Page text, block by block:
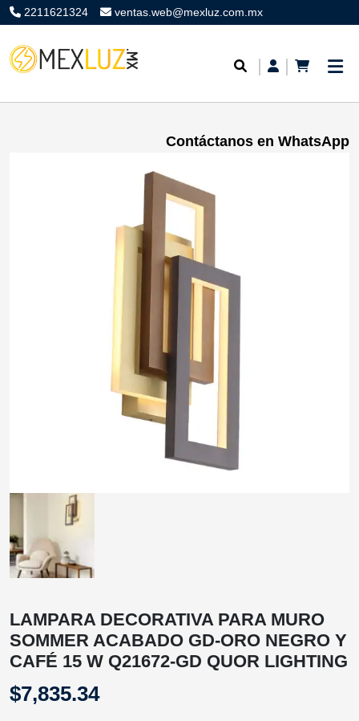
2211621324 ventas.web@mexluz.com.mx
Contáctanos en WhatsApp
LAMPARA DECORATIVA PARA MURO
SOMMER ACABADO GD-ORO NEGRO Y
CAFÉ 15 W Q21672-GD QUOR LIGHTING
$7,835.34